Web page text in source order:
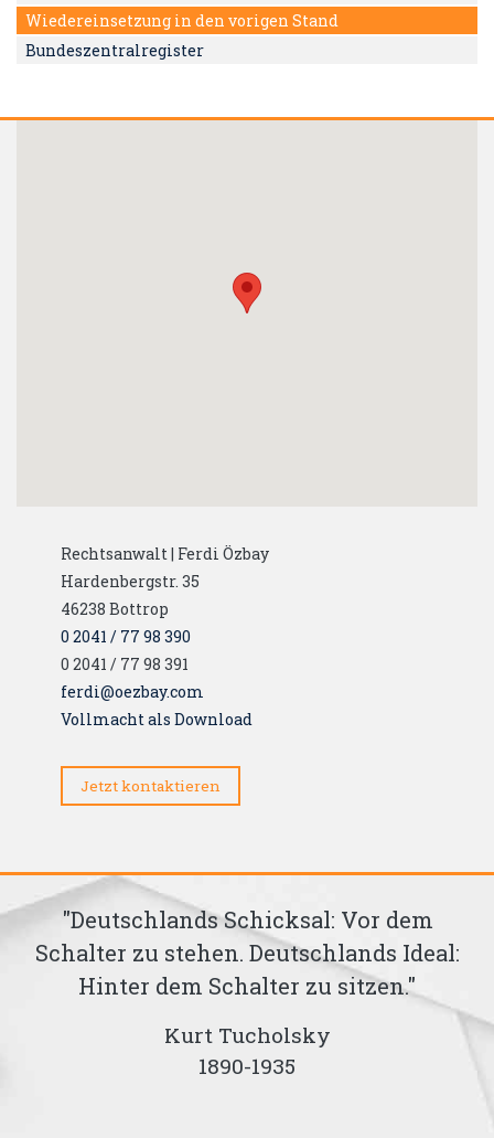
Wiedereinsetzung in den vorigen Stand
Bundeszentralregister
Rechtsanwalt | Ferdi Özbay
Hardenbergstr. 35
46238 Bottrop
0 2041 / 77 98 390
0 2041 / 77 98 391
ferdi@oezbay.com
Vollmacht als Download
Jetzt kontaktieren
"Deutschlands Schicksal: Vor dem
Schalter zu stehen. Deutschlands Ideal:
Hinter dem Schalter zu sitzen."
Kurt Tucholsky
1890-1935